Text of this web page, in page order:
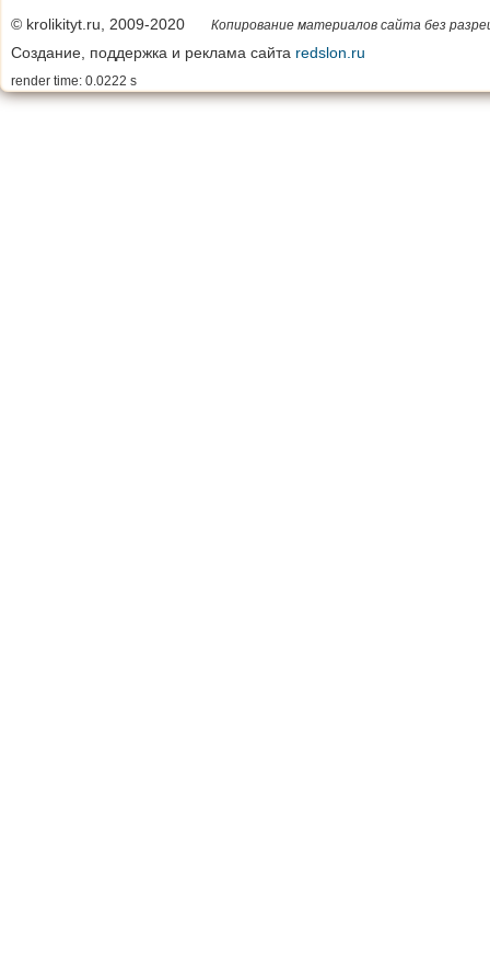
© krolikityt.ru, 2009-2020 Копирование материалов сайта без
Создание, поддержка и реклама сайта redslon.ru
render time: 0.0222 s